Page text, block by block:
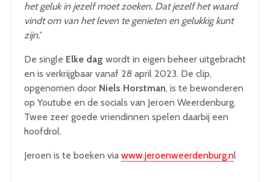
het geluk in jezelf moet zoeken. Dat jezelf het waard
vindt om van het leven te genieten en gelukkig kunt
zijn.’
De single Elke dag wordt in eigen beheer uitgebracht
en is verkrijgbaar vanaf 28 april 2023. De clip,
opgenomen door Niels Horstman, is te bewonderen
op Youtube en de socials van Jeroen Weerdenburg.
Twee zeer goede vriendinnen spelen daarbij een
hoofdrol.
Jeroen is te boeken via www.jeroenweerdenburg.nl